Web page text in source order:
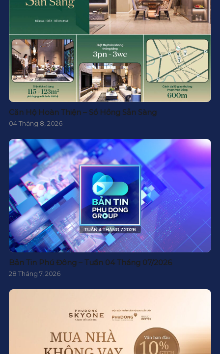
Căn Hộ Hoàn Thiện – Sổ Hồng Sẵn Sàng
04 Tháng 8, 2026
Bản Tin Phú Đông – Tuần 04 Tháng 07/2026
28 Tháng 7, 2026